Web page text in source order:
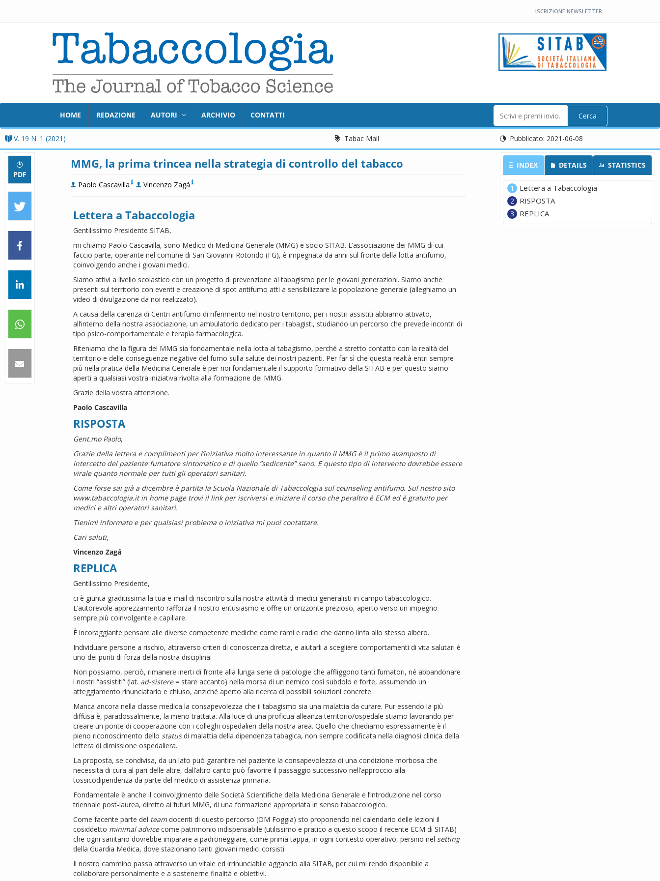
ISCRIZIONE NEWSLETTER
MMG, LA PRIMA TRINCEA NELLA STRATEGIA DI CONTROLLO
HOME REDAZIONE AUTORI ARCHIVIO CONTATTI Cerca
V. 19 N. 1 (2021) Tabac Mail Pubblicato: 2021-06-08
PDF
MMG, la prima trincea nella strategia di controllo del tabacco
Paolo Cascavilla Vincenzo Zagá
Lettera a Tabaccologia
Gentilissimo Presidente SITAB,
mi chiamo Paolo Cascavilla, sono Medico di Medicina Generale (MMG) e socio SITAB. L’associazione dei MMG di cui
faccio parte, operante nel comune di San Giovanni Rotondo (FG), è impegnata da anni sul fronte della lotta antifumo,
coinvolgendo anche i giovani medici.
Siamo attivi a livello scolastico con un progetto di prevenzione al tabagismo per le giovani generazioni. Siamo anche
presenti sul territorio con eventi e creazione di spot antifumo atti a sensibilizzare la popolazione generale (alleghiamo un
video di divulgazione da noi realizzato).
A causa della carenza di Centri antifumo di riferimento nel nostro territorio, per i nostri assistiti abbiamo attivato,
all’interno della nostra associazione, un ambulatorio dedicato per i tabagisti, studiando un percorso che prevede incontri di
tipo psico-comportamentale e terapia farmacologica.
Riteniamo che la figura del MMG sia fondamentale nella lotta al tabagismo, perché a stretto contatto con la realtà del
territorio e delle conseguenze negative del fumo sulla salute dei nostri pazienti. Per far sì che questa realtà entri sempre
più nella pratica della Medicina Generale è per noi fondamentale il supporto formativo della SITAB e per questo siamo
aperti a qualsiasi vostra iniziativa rivolta alla formazione dei MMG.
Grazie della vostra attenzione.
Paolo Cascavilla
RISPOSTA
Gent.mo Paolo,
Grazie della lettera e complimenti per l’iniziativa molto interessante in quanto il MMG è il primo avamposto di
intercetto del paziente fumatore sintomatico e di quello “sedicente” sano. E questo tipo di intervento dovrebbe essere
virale quanto normale per tutti gli operatori sanitari.
Come forse sai già a dicembre è partita la Scuola Nazionale di Tabaccologia sul counseling antifumo. Sul nostro sito
www.tabaccologia.itin home page trovi il link per iscriversi e iniziare il corso che peraltro è ECM ed è gratuito per
medici e altri operatori sanitari.
Tienimi informato e per qualsiasi problema o iniziativa mi puoi contattare.
Cari saluti,
Vincenzo Zagá
REPLICA
Gentilissimo Presidente,
ci è giunta graditissima la tua e-mail di riscontro sulla nostra attività di medici generalisti in campo tabaccologico.
L’autorevole apprezzamento rafforza il nostro entusiasmo e offre un orizzonte prezioso, aperto verso un impegno
sempre più coinvolgente e capillare.
È incoraggiante pensare alle diverse competenze mediche come rami e radici che danno linfa allo stesso albero.
Individuare persone a rischio, attraverso criteri di conoscenza diretta, e aiutarli a scegliere comportamenti di vita salutari è
uno dei punti di forza della nostra disciplina.
Non possiamo, perciò, rimanere inerti di fronte alla lunga serie di patologie che affliggono tanti fumatori, né abbandonare
i nostri “assistiti” (lat. ad-sistere= stare accanto) nella morsa di un nemico così subdolo e forte, assumendo un
atteggiamento rinunciatario e chiuso, anziché aperto alla ricerca di possibili soluzioni concrete.
Manca ancora nella classe medica la consapevolezza che il tabagismo sia una malattia da curare. Pur essendo la più
diffusa è, paradossalmente, la meno trattata. Alla luce di una proficua alleanza territorio/ospedale stiamo lavorando per
creare un ponte di cooperazione con i colleghi ospedalieri della nostra area. Quello che chiediamo espressamente è il
pieno riconoscimento dello statusdi malattia della dipendenza tabagica, non sempre codificata nella diagnosi clinica della
lettera di dimissione ospedaliera.
La proposta, se condivisa, da un lato può garantire nel paziente la consapevolezza di una condizione morbosa che
necessita di cura al pari delle altre, dall’altro canto può favorire il passaggio successivo nell’approccio alla
tossicodipendenza da parte del medico di assistenza primaria.
Fondamentale è anche il coinvolgimento delle Società Scientifiche della Medicina Generale e l’introduzione nel corso
triennale post-laurea, diretto ai futuri MMG, di una formazione appropriata in senso tabaccologico.
Come facente parte del teamdocenti di questo percorso (OM Foggia) sto proponendo nel calendario delle lezioni il
cosiddetto minimal advicecome patrimonio indispensabile (utilissimo e pratico a questo scopo il recente ECM di SITAB)
che ogni sanitario dovrebbe imparare a padroneggiare, come prima tappa, in ogni contesto operativo, persino nel setting
della Guardia Medica, dove stazionano tanti giovani medici corsisti.
Il nostro cammino passa attraverso un vitale ed irrinunciabile aggancio alla SITAB, per cui mi rendo disponibile a
collaborare personalmente e a sostenerne finalità e obiettivi.
INDEX DETAILS STATISTICS
Lettera a Tabaccologia
RISPOSTA
REPLICA